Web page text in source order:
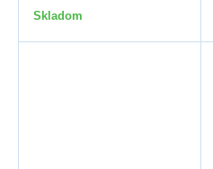
Skladom